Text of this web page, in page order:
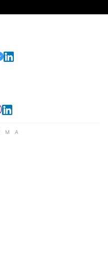
в Facebook
в Xв Viber
в Whatsapp
отправить в Messenger
отправить в LinkedIn
Facebook
в X в Google news
Читайте в Viber
Читайте в LinkedIn